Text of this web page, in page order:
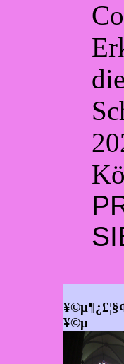
¥©µ